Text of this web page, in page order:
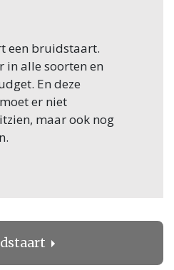
een bruidstaart.
in alle soorten en
En deze
er niet
maar ook nog
je aanstaande